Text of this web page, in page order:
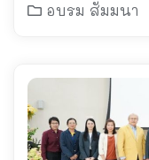
อบรม สัมมนา